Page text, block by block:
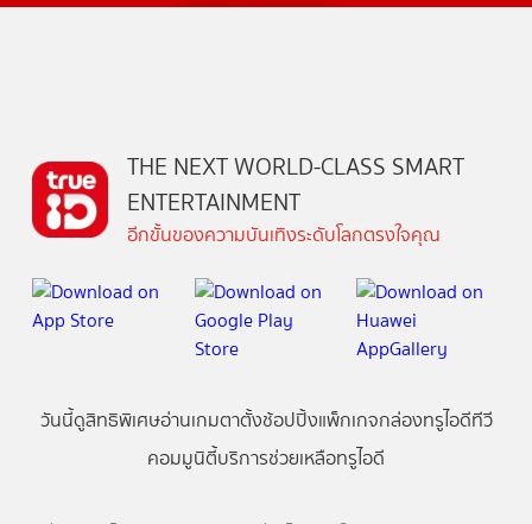
THE NEXT WORLD-CLASS SMART
ENTERTAINMENT
อีกขั้นของความบันเทิงระดับโลกตรงใจคุณ
วันนี้ดูสิทธิพิเศษอ่านเกมตาตั้งช้อปปิ้งแพ็กเกจกล่องทรูไอดีทีวี
คอมมูนิตี้บริการช่วยเหลือทรูไอดี